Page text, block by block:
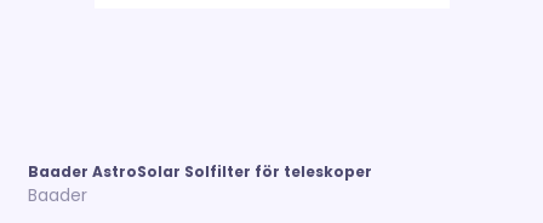
Baader AstroSolar Solfilter för teleskoper
Baader